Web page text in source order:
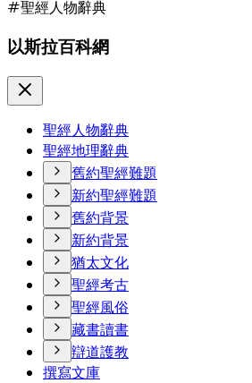
#聖經人物辭典
以斯拉百科網
聖經人物辭典
聖經地理辭典
舊約聖經難題
新約聖經難題
舊約背景
新約背景
猶太文化
聖經考古
聖經風俗
藏書讀書
辯道護教
撰寫文庫